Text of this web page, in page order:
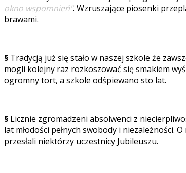
okno wspomnień". Wzruszające piosenki
brawami.
§ Tradycją już się stało w naszej szkole że
mogli kolejny raz rozkoszować się smakiem
ogromny tort, a szkole odśpiewano sto lat.
§ Licznie zgromadzeni absolwenci z
lat młodości pełnych swobody i niezależności.
przesłali niektórzy uczestnicy Jubileuszu.